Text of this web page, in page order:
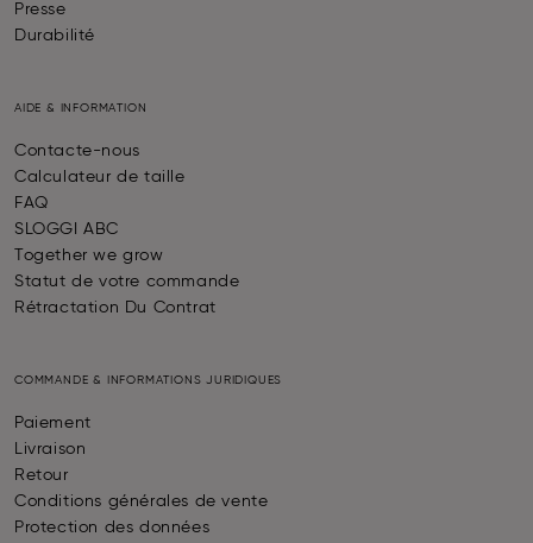
Presse
Durabilité
AIDE & INFORMATION
Contacte-nous
Calculateur de taille
FAQ
SLOGGI ABC
Together we grow
Statut de votre commande
Rétractation Du Contrat
COMMANDE & INFORMATIONS JURIDIQUES
Paiement
Livraison
Retour
Conditions générales de vente
Protection des données